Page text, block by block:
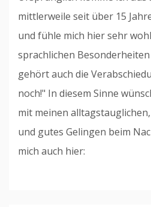
mittlerweile seit über 15
und fühle mich hier sehr
sprachlichen
gehört auch die
noch!" In diesem Sinne
mit meinen
und gutes Gelingen beim
mich auch hier: